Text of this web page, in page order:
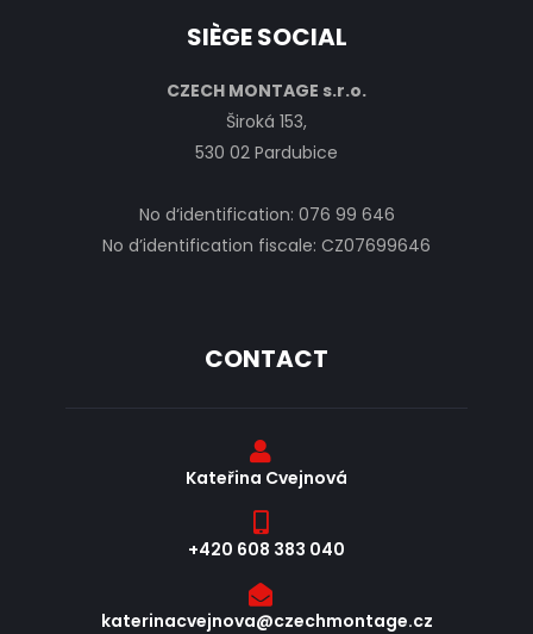
SIÈGE SOCIAL
CZECH MONTAGE s.r.o.
Široká 153,
530 02 Pardubice
No d‘identification: 076 99 646
No d’identification fiscale: CZ07699646
CONTACT
Kateřina Cvejnová
+420 608 383 040
katerinacvejnova@czechmontage.cz